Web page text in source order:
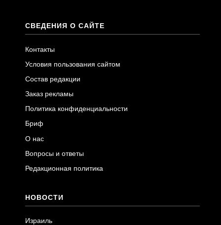
СВЕДЕНИЯ О САЙТЕ
Контакты
Условия пользования сайтом
Состав редакции
Заказ рекламы
Политика конфиденциальности
Бриф
О нас
Вопросы и ответы
Редакционная политика
НОВОСТИ
Израиль